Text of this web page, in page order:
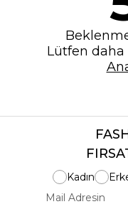
Lütfen daha
Kadın
Mail Adresin